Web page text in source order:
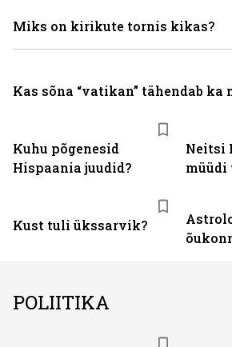
Kuhu põgenesid
Hispaania juudid?
Neitsi
müüdi
Kust tuli ükssarvik?
Miks on kirikute tornis kikas?
Kas sõna “vatikan” tähendab ka
POLIITIKA